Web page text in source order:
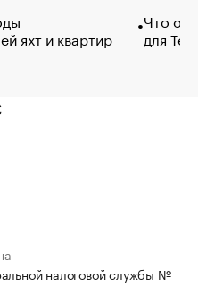
яхт и квартир
Что
для
налоговой службы №